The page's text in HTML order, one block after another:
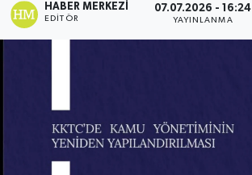
HABER MERKEZI
EDITÖR
07.07.2026 - 16:24
YAYINLANMA
ENGLISH
GİRNE